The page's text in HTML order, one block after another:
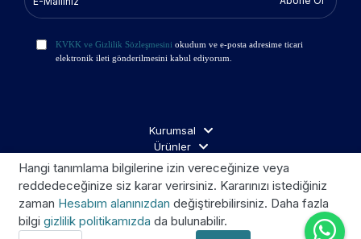
KVKK ve Gizlilik Sözleşmesini okudum ve e-posta adresime ticari
elektronik ileti gönderilmesini kabul ediyorum.
Kurumsal
Ürünler
İş Ortakları
Ziyaretçi Aydınlatma
Telif © 2026 Kroom. Tüm hakları saklıdır.
Hangi tanımlama bilgilerine izin vereceğinize veya
reddedeceğinize siz karar verirsiniz. Kararınızı istediğiniz
zaman Hesabım alanınızdan değiştirebilirsiniz. Daha fazla
bilgi gizlilik politikamızda da bulunabilir.